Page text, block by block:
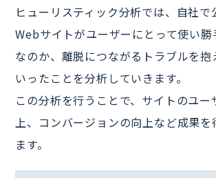
ヒューリスティック分析では、自社で
Webサイトがユーザーにとって使い勝
なのか、離脱につながるトラブルを抱
いったことを分析していきます。
この分析を行うことで、サイトのユー
上、コンバージョンの向上など成果を
ます。